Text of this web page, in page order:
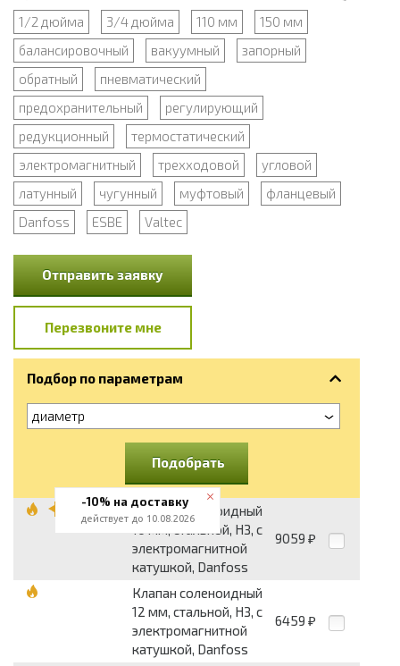
1/2 дюйма 3/4 дюйма 110 мм
150 мм
балансировочный
вакуумный
запорный
обратный
пневматический
предохранительный
регулирующий
редукционный
термостатический
электромагнитный
трехходовой
угловой
латунный
чугунный муфтовый
фланцевый
Danfoss
ESBE Valtec
Отправить заявку
Перезвоните мне
Подбор по параметрам
диаметр
Подобрать
Клапан соленоидный
10 мм, стальной, НЗ, с
электромагнитной
катушкой, Danfoss
9059 ₽
Клапан соленоидный
12 мм, стальной, НЗ, с
электромагнитной
катушкой, Danfoss
6459 ₽
-10% на доставку
действует до 10.08.2026